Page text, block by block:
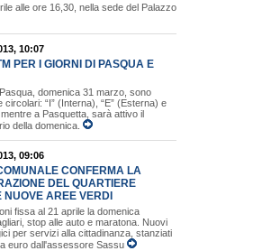
alle ore 16,30, nella sede del Palazzo
10:07
PER I GIORNI DI PASQUA E
domenica 31 marzo, sono
circolari: “I” (Interna), “E” (Esterna) e
mentre a Pasquetta, sarà attivo il
della domenica.
09:06
CONFERMA LA
DEL QUARTIERE
NUOVE AREE VERDI
fissa al 21 aprile la domenica
stop alle auto e maratona. Nuovi
per servizi alla cittadinanza, stanziati
euro dall'assessore Sassu